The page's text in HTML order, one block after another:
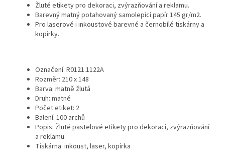
Žluté etikety pro dekoraci, zvýrazňování a reklamu.
Barevný matný potahovaný samolepicí papír 145 gr/m2.
Pro laserové i inkoustové barevné a černobílé tiskárny a
kopírky.
Označení: R0121.1122A
Rozměr: 210 x 148
Barva: matně žlutá
Druh: matné
Počet etiket: 2
Balení: 100 archů
Popis: Žluté pastelové etikety pro dekoraci, zvýrazňování
a reklamu.
Tiskárna: inkoust, laser, kopírka